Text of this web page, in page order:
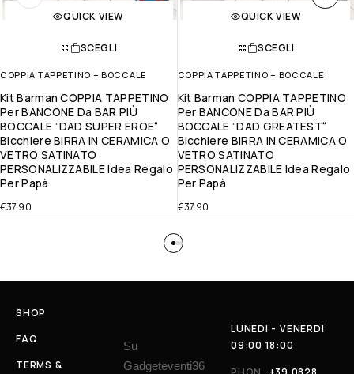
QUICK VIEW
SCEGLI
COPPIA TAPPETINO + BOCCALE
Kit Barman COPPIA TAPPETINO
Per BANCONE Da BAR PIÙ
BOCCALE ”DAD SUPER EROE“
Bicchiere BIRRA IN CERAMICA O
VETRO SATINATO
PERSONALIZZABILE Idea Regalo
Per Papà
€37.90
QUICK VIEW
SCEGLI
COPPIA TAPPETINO + BOCCALE
Kit Barman COPPIA TAPPETINO
Per BANCONE Da BAR PIÙ
BOCCALE ”DAD GREATEST“
Bicchiere BIRRA IN CERAMICA O
VETRO SATINATO
PERSONALIZZABILE Idea Regalo
Per Papà
€37.90
SHOP
FAQ
TERMS &
Su
Gadgeteventi36
LUNEDI - VENERDI
09:00 18:00